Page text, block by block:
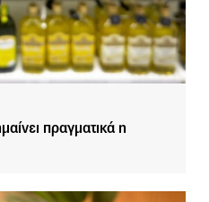
πραγματικά η